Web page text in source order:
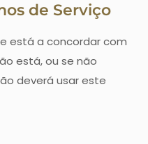
de Serviço
está a concordar com
está, ou se não
deverá usar este